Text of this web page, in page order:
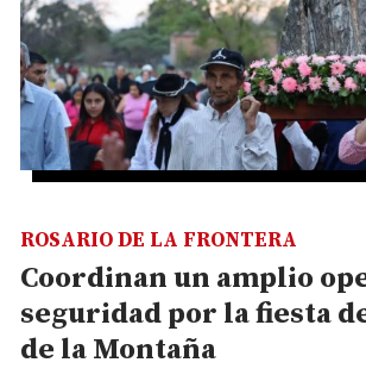
Coordinan un amplio
seguridad por la fiesta
de la Montaña
ROSARIO DE LA FRONTERA